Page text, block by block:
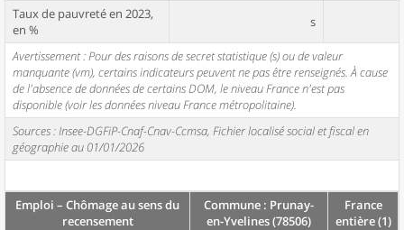
Taux de pauvreté en 2023,
en %
s
Avertissement : Pour des raisons de secret statistique (s) ou de valeur
manquante (vm), certains indicateurs peuvent ne pas être renseignés. À cause
de l'absence de données de certains DOM, le niveau France n'est pas
disponible (voir les données niveau France métropolitaine).
Sources : Insee-DGFiP-Cnaf-Cnav-Ccmsa, Fichier localisé social et fiscal en
géographie au 01/01/2026
Emploi – Chômage au sens du
recensement
Commune : Prunay-
en-Yvelines (78506)
France
entière (1)